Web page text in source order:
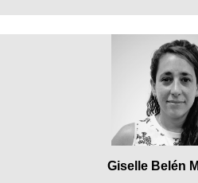
Giselle Belén